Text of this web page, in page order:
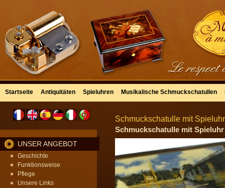
Startseite Antiquitäten Spieluhren Musikalische Schmuckschatullen
UNSER ANGEBOT
Geschichte
Funktionsweise
Pflege
Unsere Links
Schmuckschatulle mit
Schmuckschatulle mit